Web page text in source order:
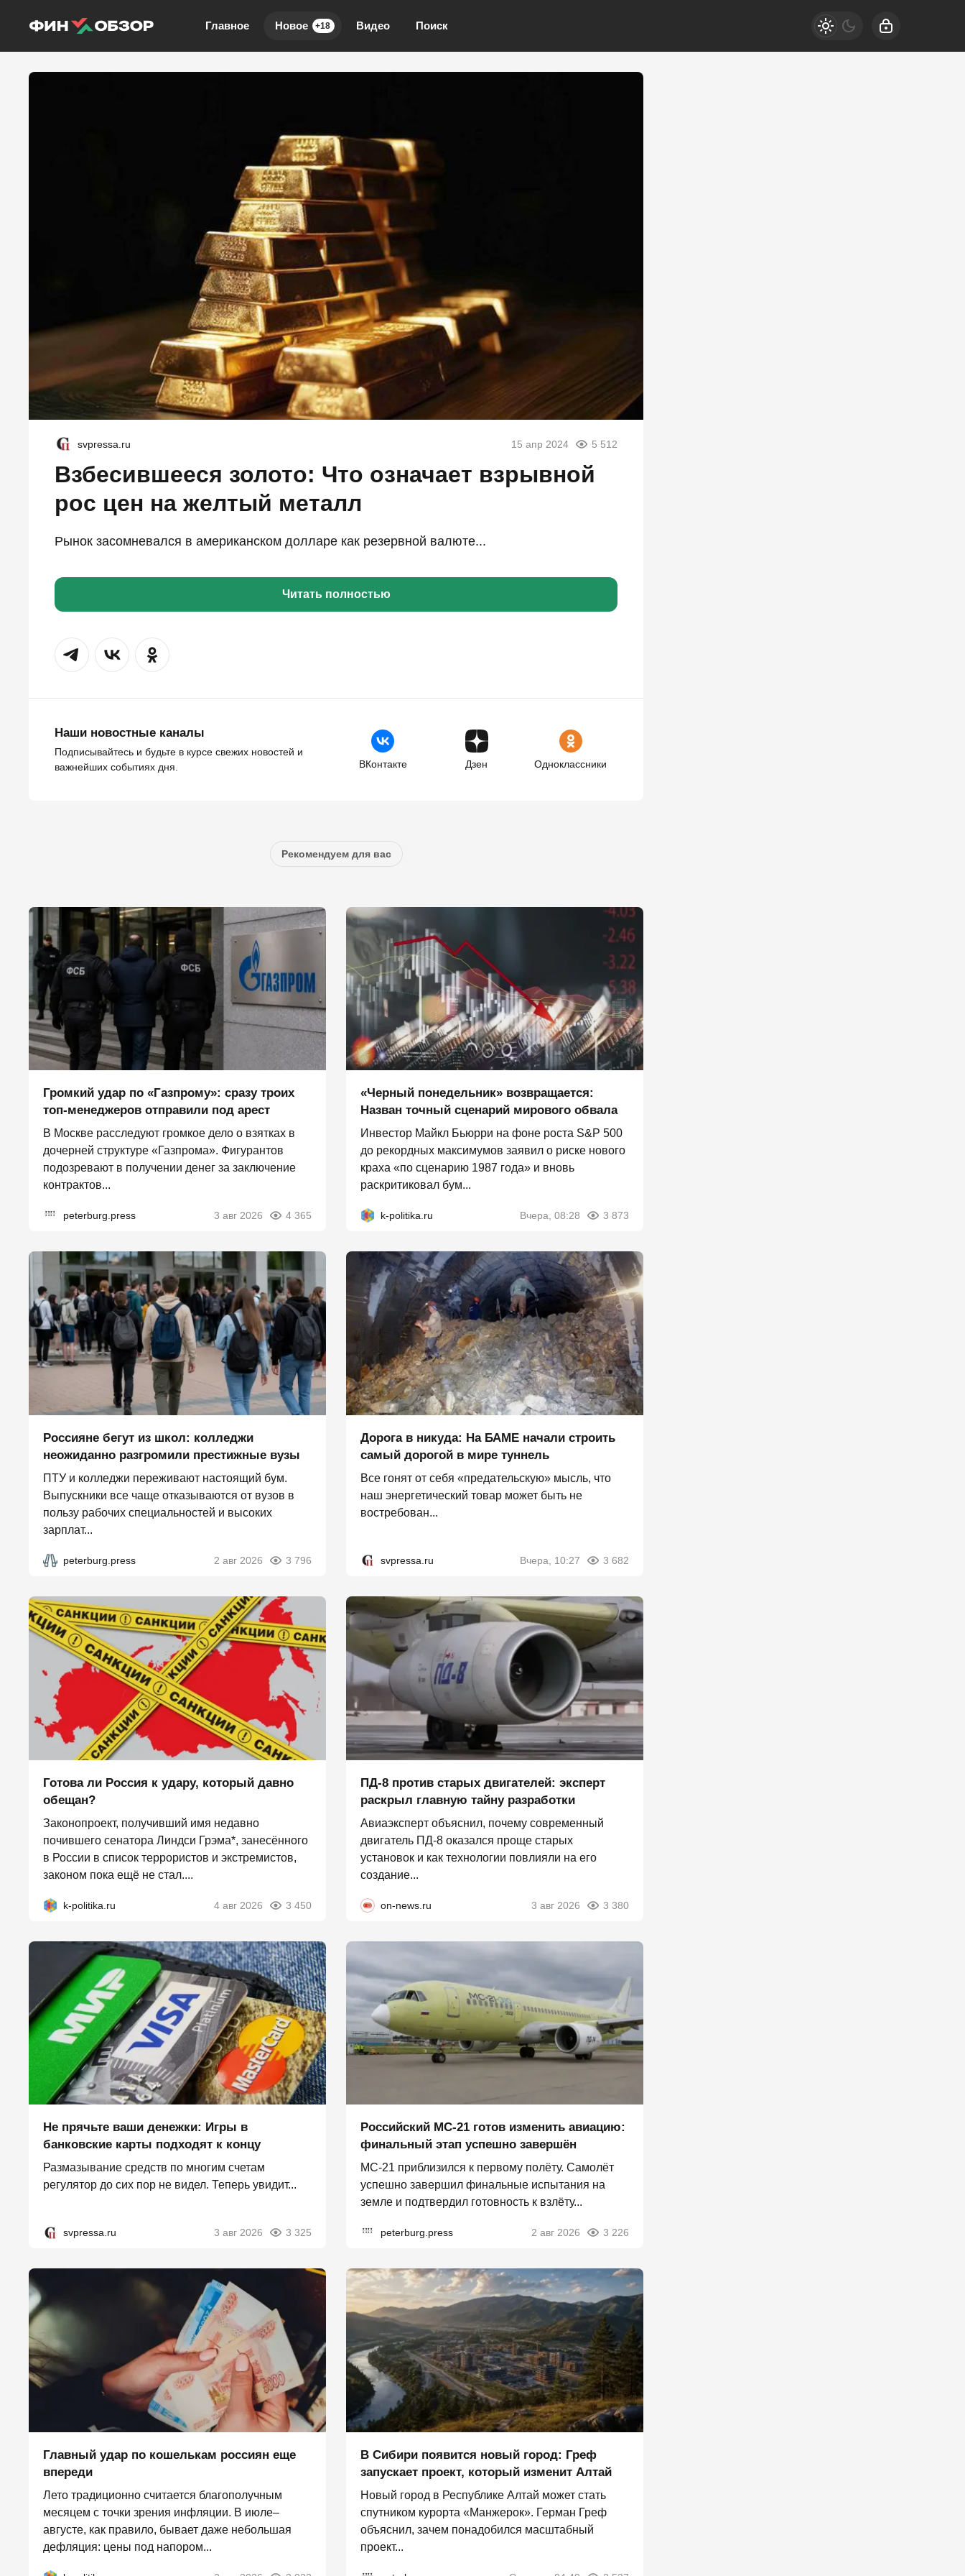
Главное Новое +18 Видео Поиск
svpressa.ru 15 апр 2024 5 512
Взбесившееся золото: Что означает взрывной
рос цен на желтый металл
Рынок засомневался в американском долларе как резервной валюте...
Читать полностью
Наши новостные каналы
Подписывайтесь и будьте в курсе свежих новостей и
важнейших событиях дня.
ВКонтакте Дзен Одноклассники
Рекомендуем для вас
Громкий удар по «Газпрому»: сразу троих
топ-менеджеров отправили под арест
В Москве расследуют громкое дело о взятках в
дочерней структуре «Газпрома». Фигурантов
подозревают в получении денег за заключение
контрактов...
peterburg.press 3 авг 2026 4 365
«Черный понедельник» возвращается:
Назван точный сценарий мирового обвала
Инвестор Майкл Бьюрри на фоне роста S&P 500
до рекордных максимумов заявил о риске нового
краха «по сценарию 1987 года» и вновь
раскритиковал бум...
k-politika.ru Вчера, 08:28 3 873
Россияне бегут из школ: колледжи
неожиданно разгромили престижные вузы
ПТУ и колледжи переживают настоящий бум.
Выпускники все чаще отказываются от вузов в
пользу рабочих специальностей и высоких
зарплат...
peterburg.press 2 авг 2026 3 796
Дорога в никуда: На БАМЕ начали строить
самый дорогой в мире туннель
Все гонят от себя «предательскую» мысль, что
наш энергетический товар может быть не
востребован...
svpressa.ru Вчера, 10:27 3 682
Готова ли Россия к удару, который давно
обещан?
Законопроект, получивший имя недавно
почившего сенатора Линдси Грэма*, занесённого
в России в список террористов и экстремистов,
законом пока ещё не стал....
k-politika.ru 4 авг 2026 3 450
ПД-8 против старых двигателей: эксперт
раскрыл главную тайну разработки
Авиаэксперт объяснил, почему современный
двигатель ПД-8 оказался проще старых
установок и как технологии повлияли на его
создание...
on-news.ru 3 авг 2026 3 380
Не прячьте ваши денежки: Игры в
банковские карты подходят к концу
Размазывание средств по многим счетам
регулятор до сих пор не видел. Теперь увидит...
svpressa.ru 3 авг 2026 3 325
Российский МС-21 готов изменить авиацию:
финальный этап успешно завершён
МС-21 приблизился к первому полёту. Самолёт
успешно завершил финальные испытания на
земле и подтвердил готовность к взлёту...
peterburg.press 2 авг 2026 3 226
Главный удар по кошелькам россиян еще
впереди
Лето традиционно считается благополучным
месяцем с точки зрения инфляции. В июле–
августе, как правило, бывает даже небольшая
дефляция: цены под напором...
В Сибири появится новый город: Греф
запускает проект, который изменит Алтай
Новый город в Республике Алтай может стать
спутником курорта «Манжерок». Герман Греф
объяснил, зачем понадобился масштабный
проект...